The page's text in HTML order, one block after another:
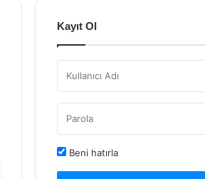
Kayıt Ol
Beni hatırla